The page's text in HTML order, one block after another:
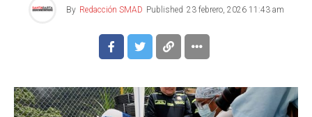
By Redacción SMAD Published 23 febrero, 2026 11:43 am